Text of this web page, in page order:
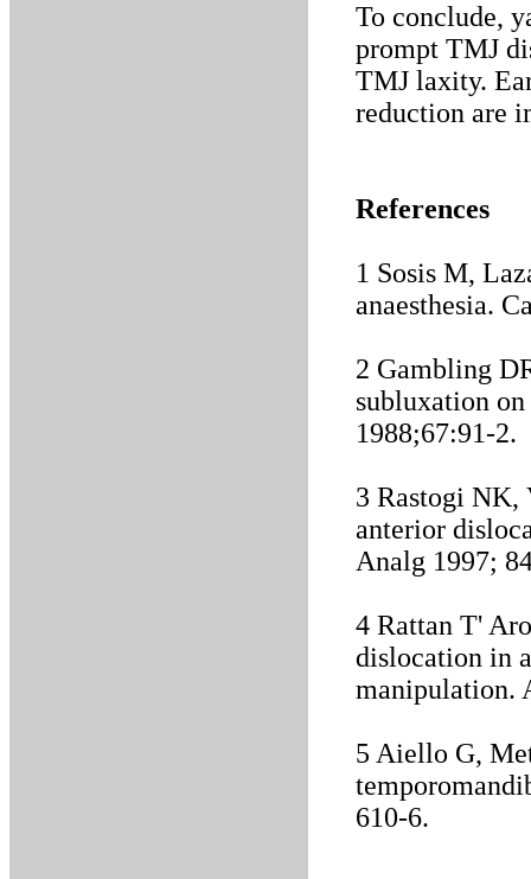
To conclude,
prompt TMJ
TMJ laxity.
reduction are
References
1 Sosis M,
anaesthesia.
2 Gambling
subluxation
1988;67:91-2.
3 Rastogi NK,
anterior
Analg 1997;
4 Rattan T'
dislocation in
manipulation.
5 Aiello G,
610-6.